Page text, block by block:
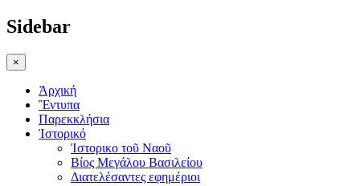
Sidebar
×
Ἀρχική
Ἒντυπα
Παρεκκλήσια
Ἰστορικό
Ἰστορικο τοῦ Ναοῦ
Βίος Μεγάλου Βασιλείου
Διατελέσαντες εφημέριοι